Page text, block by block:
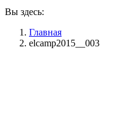
Вы здесь:
Главная
elcamp2015__003